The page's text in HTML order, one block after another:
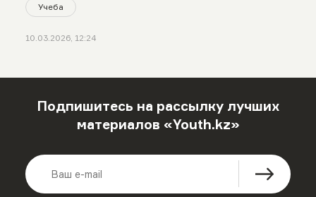
Учеба
10.03.2026, 12:24
Подпишитесь на рассылку лучших
материалов «Youth.kz»